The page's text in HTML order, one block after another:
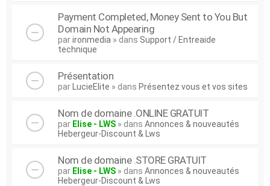
Payment Completed, Money Sent to You But
Domain Not Appearing
parironmedia » dans Support / Entreaide
technique
Présentation
par LucieElite » dans Présentez vous et vos sites
Nom de domaine .ONLINE GRATUIT
par Elise - LWS » dans Annonces & nouveautés
Hebergeur-Discount & Lws
Nom de domaine .STORE GRATUIT
par Elise - LWS » dans Annonces & nouveautés
Hebergeur-Discount & Lws